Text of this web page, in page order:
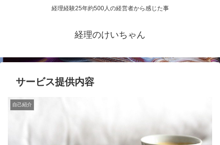
経理経験25年約500人の経営者から感じた事
経理のけいちゃん
サービス提供内容
自己紹介